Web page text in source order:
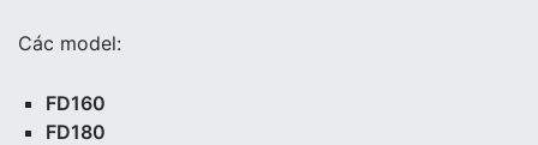
Các model:
FD160
FD180